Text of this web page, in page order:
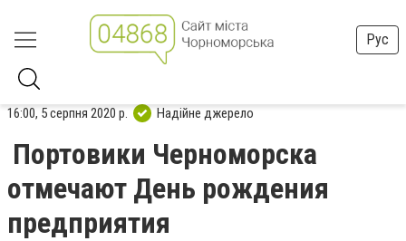
Рус
16:00, 5 серпня 2020 р. Надійне джерело
Портовики Черноморска
отмечают День рождения
предприятия